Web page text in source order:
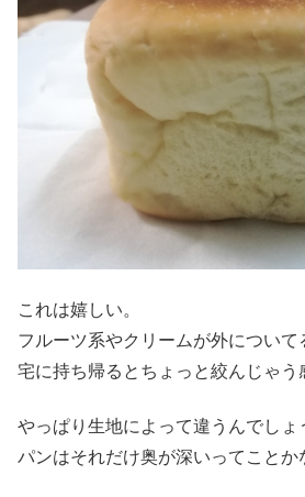
これは嬉しい。
フルーツ系やクリームが外について
宅に持ち帰るとちょっと絞んじゃう
やっぱり生地によって違うんでしょ
パンはそれだけ奥が深いってことか